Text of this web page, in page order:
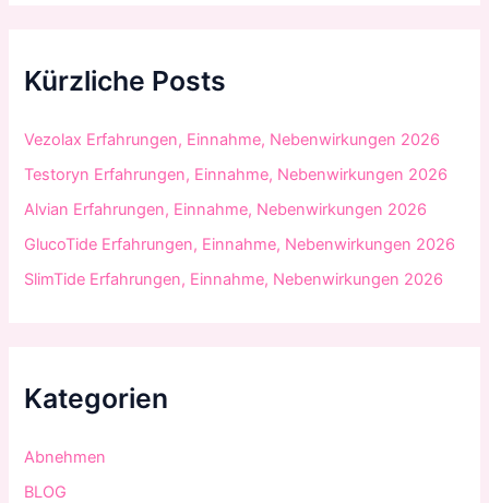
n
a
h
Kürzliche Posts
Vezolax Erfahrungen, Einnahme, Nebenwirkungen 2026
Testoryn Erfahrungen, Einnahme, Nebenwirkungen 2026
Alvian Erfahrungen, Einnahme, Nebenwirkungen 2026
GlucoTide Erfahrungen, Einnahme, Nebenwirkungen 2026
SlimTide Erfahrungen, Einnahme, Nebenwirkungen 2026
Kategorien
Abnehmen
BLOG